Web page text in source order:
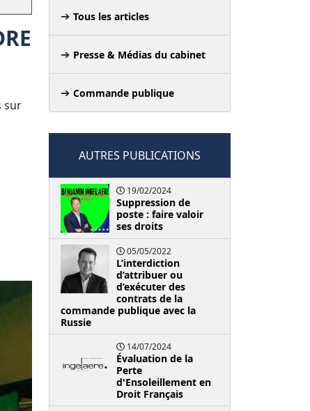
sur
Tous les articles
Presse & Médias du cabinet
Commande publique
AUTRES PUBLICATIONS
19/02/2024
Suppression de
poste : faire valoir
ses droits
05/05/2022
L’interdiction
d’attribuer ou
d’exécuter des
contrats de la
commande publique avec la
Russie
14/07/2024
Évaluation de la
Perte
d'Ensoleillement en
Droit Français